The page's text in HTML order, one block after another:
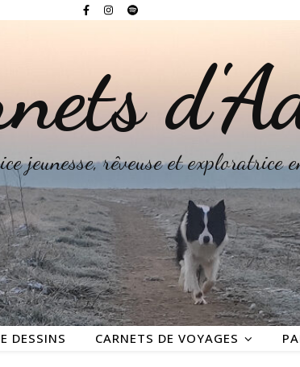
jeunesse, rêveuse et exploratrice
DESSINS CARNETS DE VOYAGES